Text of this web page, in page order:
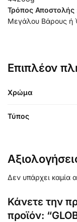
Τρόπος Αποστολής
Μεγάλου Βάρους ή
Επιπλέον
Χρώμα
Τύπος
Δεν υπάρχει καμία
Κάνετε την
προϊόν: